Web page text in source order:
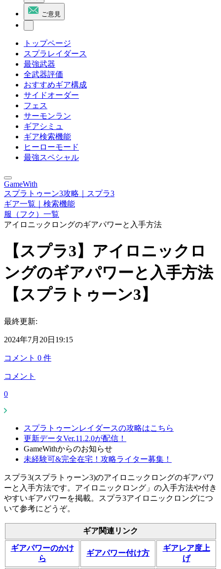
ご意見
トップページ
スプラレイダース
最強武器
全武器評価
おすすめギア構成
サイドオーダー
フェス
サーモンラン
ギアシミュ
ギア検索機能
ヒーローモード
最強スペシャル
GameWith
スプラトゥーン3攻略｜スプラ3
ギア一覧｜検索機能
服（フク）一覧
アイロニックロングのギアパワーと入手方法
【スプラ3】アイロニックロ
ングのギアパワーと入手方法
【スプラトゥーン3】
最終更新:
2024年7月20日19:15
コメント 0 件
コメント
0
スプラトゥーンレイダースの攻略はこちら
更新データVer.11.2.0が配信！
GameWithからのお知らせ
未経験可&完全在宅！攻略ライター募集！
スプラ3(スプラトゥーン3)のアイロニックロングのギアパワ
ーと入手方法です。アイロニックロング」の入手方法や付き
やすいギアパワーを掲載。スプラ3アイロニックロングにつ
いて参考にどうぞ。
ギア関連リンク
ギアパワーのかけ
ら
ギアパワー付け方
ギアレア度上
げ